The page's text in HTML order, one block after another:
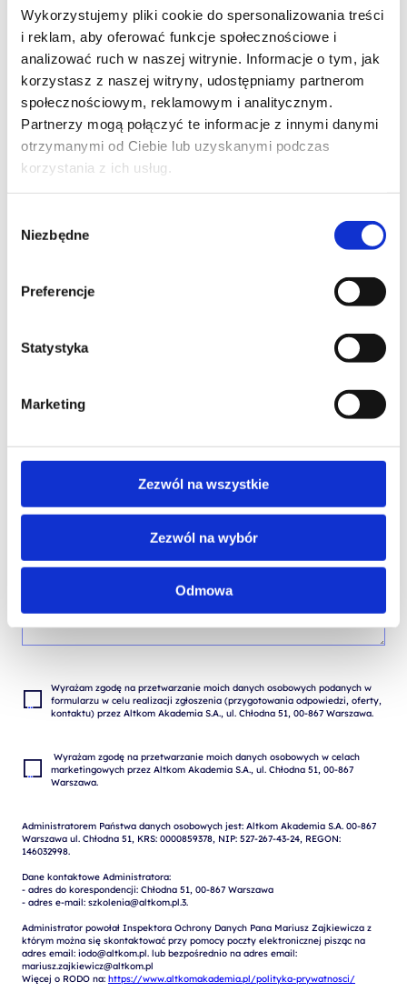
Wykorzystujemy pliki cookie do spersonalizowania treści
i reklam, aby oferować funkcje społecznościowe i
analizować ruch w naszej witrynie. Informacje o tym, jak
korzystasz z naszej witryny, udostępniamy partnerom
społecznościowym, reklamowym i analitycznym.
Partnerzy mogą połączyć te informacje z innymi danymi
otrzymanymi od Ciebie lub uzyskanymi podczas
korzystania z ich usług.
zgody
Niezbędne
Preferencje
Statystyka
Marketing
Zezwól na wszystkie
Zezwól na wybór
Odmowa
TELEFON KONTAKTOWY*
EMAIL*
wybierz województwo
Wyrażam zgodę na przetwarzanie moich danych osobowych podanych w
formularzu w celu realizacji zgłoszenia (przygotowania odpowiedzi, oferty,
marketingowych przez Altkom Akademia S.A., ul. Chłodna 51, 00-867
Administratorem Państwa danych osobowych jest: Altkom Akademia S.A. 00-867
Warszawa ul. Chłodna 51, KRS: 0000859378, NIP: 527-267-43-24, REGON:
146032998.
Dane kontaktowe Administratora:
- adres do korespondencji: Chłodna 51, 00-867 Warszawa
- adres e-mail: szkolenia@altkom.pl.3.
Administrator powołał Inspektora Ochrony Danych Pana Mariusz Zajkiewicza z
którym można się skontaktować przy pomocy poczty elektronicznej pisząc na
adres email: iodo@altkom.pl. lub bezpośrednio na adres email:
mariusz.zajkiewicz@altkom.pl
Więcej o RODO na: https://www.altkomakademia.pl/polityka-prywatnosci/